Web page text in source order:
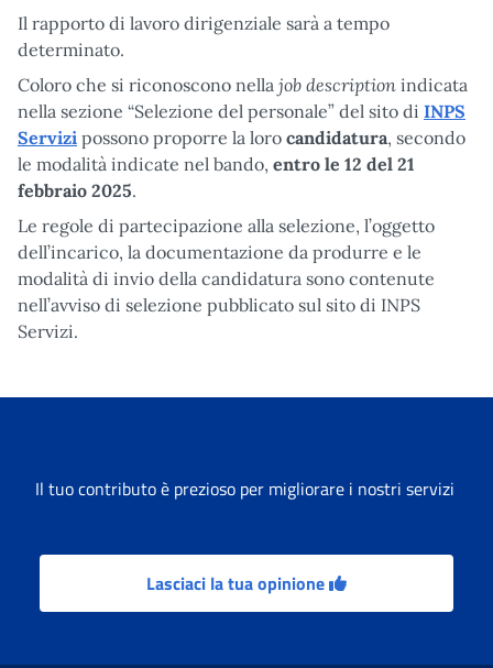
Il rapporto di lavoro dirigenziale sarà a tempo
determinato.
Coloro che si riconoscono nella job description indicata
nella sezione “Selezione del personale” del sito di INPS
Servizi possono proporre la loro candidatura, secondo
le modalità indicate nel bando, entro le 12 del 21
febbraio 2025.
Le regole di partecipazione alla selezione, l’oggetto
dell’incarico, la documentazione da produrre e le
modalità di invio della candidatura sono contenute
nell’avviso di selezione pubblicato sul sito di INPS
Servizi.
Il tuo contributo è prezioso per migliorare i nostri servizi
Lasciaci la tua opinione